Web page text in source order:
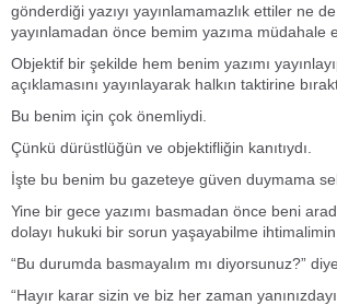
gönderdiği yazıyı yayınlamamazlık ettiler ne de
yayınlamadan önce bemim yazıma müdahale
Objektif bir şekilde hem benim yazımı
açıklamasını yayınlayarak halkın taktirine
Bu benim için çok önemliydi.
Çünkü dürüstlüğün ve objektifliğin kanıtıydı.
İşte bu benim bu gazeteye güven duymama
Yine bir gece yazımı basmadan önce beni
dolayı hukuki bir sorun yaşayabilme
“Bu durumda basmayalım mı diyorsunuz?”
“Hayır karar sizin ve biz her zaman